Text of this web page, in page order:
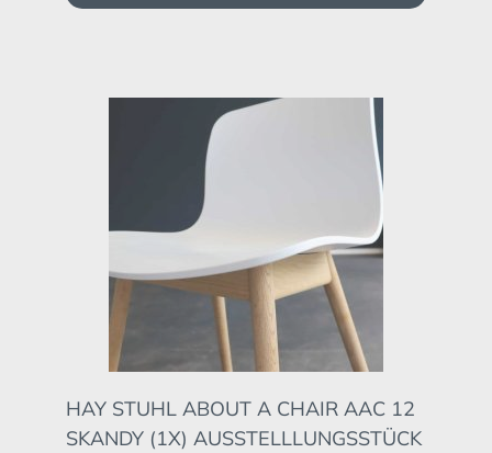
HAY STUHL ABOUT A CHAIR AAC 12
SKANDY (1X) AUSSTELLLUNGSSTÜCK